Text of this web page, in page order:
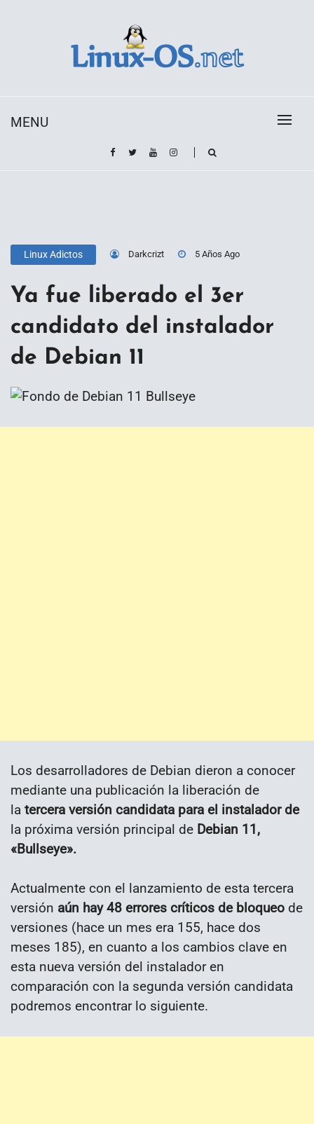
MENU
Linux Adictos Darkcrizt 5 Años Ago
Ya fue liberado el 3er
candidato del instalador
de Debian 11
Los desarrolladores de Debian dieron a conocer
mediante una publicación la liberación de
la tercera versión candidata para el instalador de
la próxima versión principal de Debian 11,
«Bullseye».
Actualmente con el lanzamiento de esta tercera
versión aún hay 48 errores críticos de bloqueo de
versiones (hace un mes era 155, hace dos
meses 185), en cuanto a los cambios clave en
esta nueva versión del instalador en
comparación con la segunda versión candidata
podremos encontrar lo siguiente.